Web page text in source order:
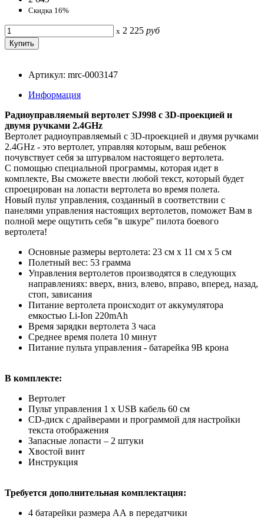
Скидка 16%
x 2 225 руб
Артикул: mrc-0003147
Информация
Радиоуправляемый вертолет SJ998 с 3D-проекцией и
двумя ручками 2.4GHz
Вертолет радиоуправляемый с 3D-проекцией и двумя ручками
2.4GHz - это вертолет, управляя которым, ваш ребенок
почувствует себя за штурвалом настоящего вертолета.
С помощью специальной программы, которая идет в
комплекте, Вы сможете ввести любой текст, который будет
спроецирован на лопасти вертолета во время полета.
Новый пульт управления, созданный в соответствии с
панелями управления настоящих вертолетов, поможет Вам в
полной мере ощутить себя ''в шкуре'' пилота боевого
вертолета!
Основные размеры вертолета: 23 см х 11 см х 5 см
Полетный вес: 53 грамма
Управления вертолетов производятся в следующих
направлениях: вверх, вниз, влево, вправо, вперед, назад,
стоп, зависания
Питание вертолета происходит от аккумулятора
емкостью Li-Ion 220mAh
Время зарядки вертолета 3 часа
Среднее время полета 10 минут
Питание пульта управления - батарейка 9В крона
В комплекте:
Вертолет
Пульт управления 1 x USB кабель 60 см
CD-диск с драйверами и программой для настройки
текста отображения
Запасные лопасти – 2 штуки
Хвостой винт
Инструкция
Требуется дополнительная комплектация:
4 батарейки размера АА в передатчики